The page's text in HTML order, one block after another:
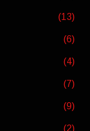
(13)
(6)
(4)
(7)
(9)
(2)